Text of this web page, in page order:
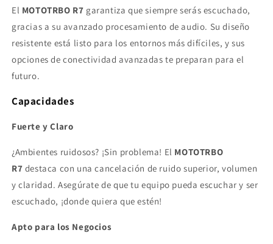
Escuchado
Precio
+iva
Escuchado
Precio
+iva
El MOTOTRBO R7 garantiza que siempre serás escuchado,
gracias a su avanzado procesamiento de audio. Su diseño
resistente está listo para los entornos más difíciles, y sus
opciones de conectividad avanzadas te preparan para el
futuro.
Capacidades
Fuerte y Claro
¿Ambientes ruidosos? ¡Sin problema! El MOTOTRBO
R7 destaca con una cancelación de ruido superior, volumen
y claridad. Asegúrate de que tu equipo pueda escuchar y ser
escuchado, ¡donde quiera que estén!
Apto para los Negocios